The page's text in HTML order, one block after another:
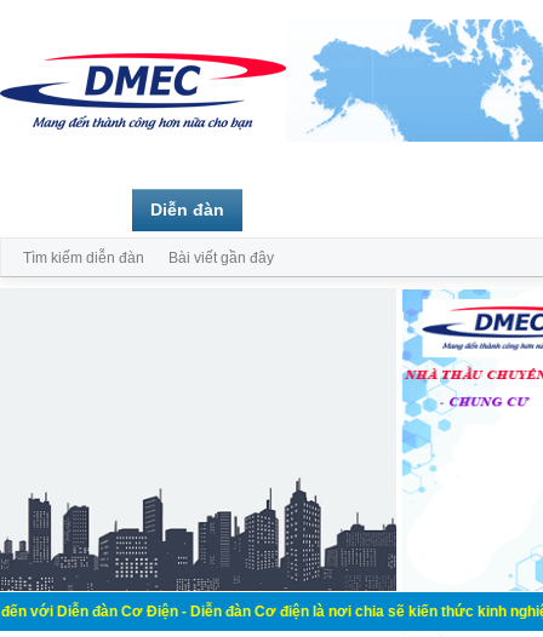
đàn Cơ Điện - Diễn đàn Cơ điện là nơi chia sẽ kiến thức kinh nghiệm trong
Diễn đàn
Tìm kiếm diễn đàn Bài viết gần đây